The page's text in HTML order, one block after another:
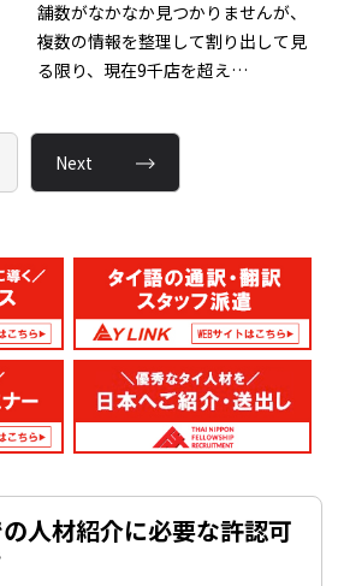
舗数がなかなか見つかりませんが、
複数の情報を整理して割り出して見
る限り、現在9千店を超え…
Next
人材紹介に必要な許認可